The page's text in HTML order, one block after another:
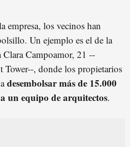
empresa, los vecinos han
Un ejemplo es el de la
Campoamor, 21 --
, donde los propietarios
desembolsar más de 15.000
un equipo de arquitectos.